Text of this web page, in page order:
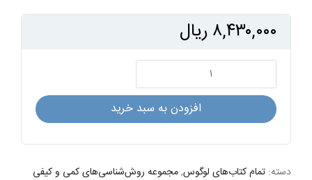
۸,۴۳۰,۰۰۰ ریال
مضمون:
مفاهیم،
رویکردها
عدد
افزودن به سبد خرید
دسته: تمام کتاب‌های لوگوس,مجموعه روش‌شناسی‌های کمی و کیفی